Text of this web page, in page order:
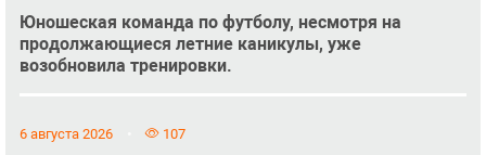
Юношеская команда по футболу, несмотря на
продолжающиеся летние каникулы, уже
возобновила тренировки.
6 августа 2026 107